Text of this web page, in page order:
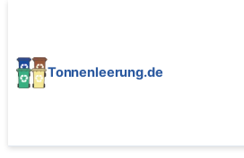
Tonnenleerung.de